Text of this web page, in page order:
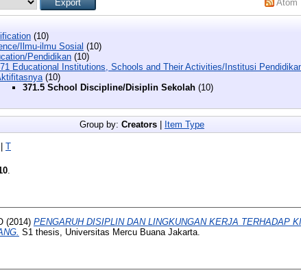
Atom
(10)
Ilmu-ilmu Sosial (10)
Pendidikan (10)
Educational Institutions, Schools and Their Activities/Institusi
(10)
371.5 School Discipline/Disiplin Sekolah (10)
Group by: Creators Item Type
T
.
(2014) PENGARUH DISIPLIN DAN LINGKUNGAN KERJA TERHADAP
S1 thesis, Universitas Mercu Buana Jakarta.